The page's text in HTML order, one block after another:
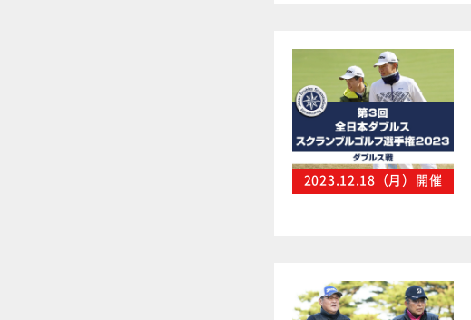
2023.12.18（月）開催